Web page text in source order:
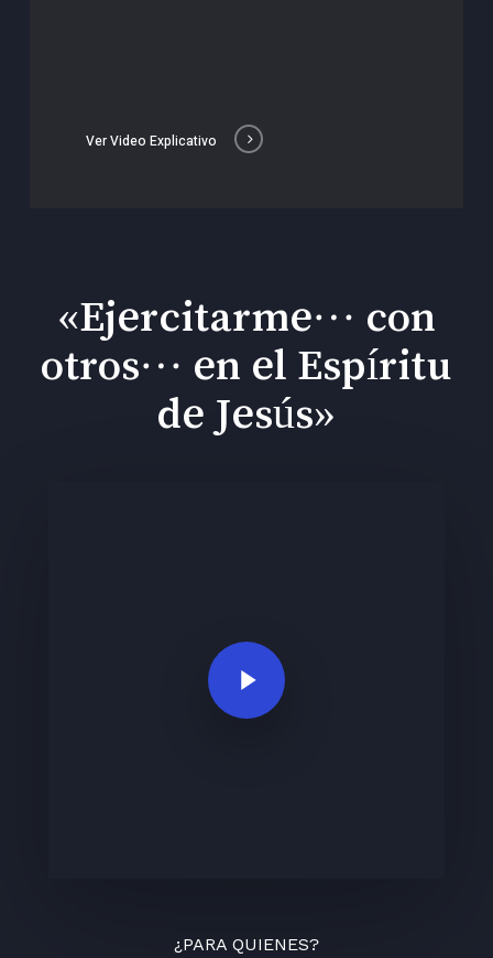
Ver Video Explicativo
«Ejercitarme… con
otros… en el Espíritu
de Jesús»
Play Video
¿PARA QUIENES?